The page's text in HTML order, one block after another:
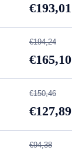
€193,01
€194,24
€165,10
€150,46
€127,89
€94,38